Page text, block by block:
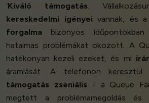
‘Kiváló támogatás .
kereskedelmi igényei vannak, és
forgalma bizonyos
hatalmas problémákat okozott. A
hatékonyan kezeli ezeket, és mi
áramlását. A telefonon keresztül
támogatás zseniális- a Queue
megtett a problémamegoldás és